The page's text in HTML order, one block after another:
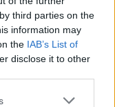
third parties on the
information may
the IAB’s List of
disclose it to other
or more Google
alla leggenda
La 15esima
un titolare
con cui viaggia